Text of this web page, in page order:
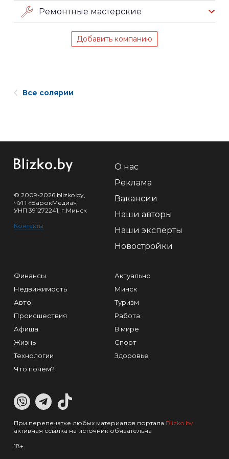
Ремонтные мастерские
Добавить компанию
Все солярии
© 2009-2026 blizko.by,
ЧУП «БарокМедиа»,
УНП 391272241, г.Минск
Контакты
О нас
Реклама
Вакансии
Наши авторы
Наши эксперты
Новостройки
Финансы
Недвижимость
Авто
Происшествия
Афиша
Жизнь
Технологии
Что почем?
Актуально
Минск
Туризм
Работа
В мире
Спорт
Здоровье
При перепечатке любых материалов портала Blizko.by
активная ссылка на источник обязательна
18+